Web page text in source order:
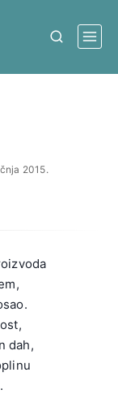
2015.
dah,